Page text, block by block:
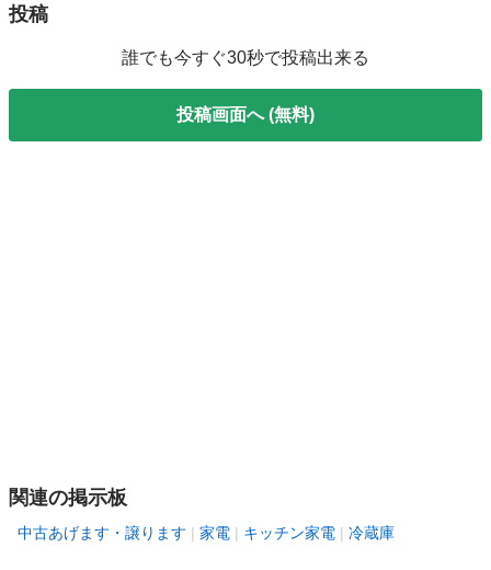
投稿
誰でも今すぐ30秒で投稿出来る
投稿画面へ (無料)
関連の掲示板
中古あげます・譲ります 家電 キッチン家電 冷蔵庫